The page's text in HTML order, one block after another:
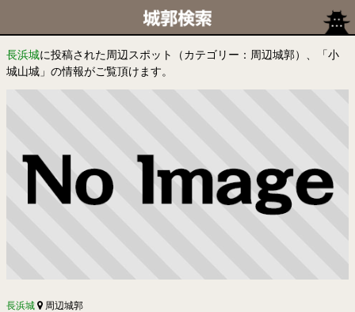
長浜城に投稿された周辺スポット（カテゴリー：周辺城郭）、「小
城山城」の情報がご覧頂けます。
長浜城 周辺城郭